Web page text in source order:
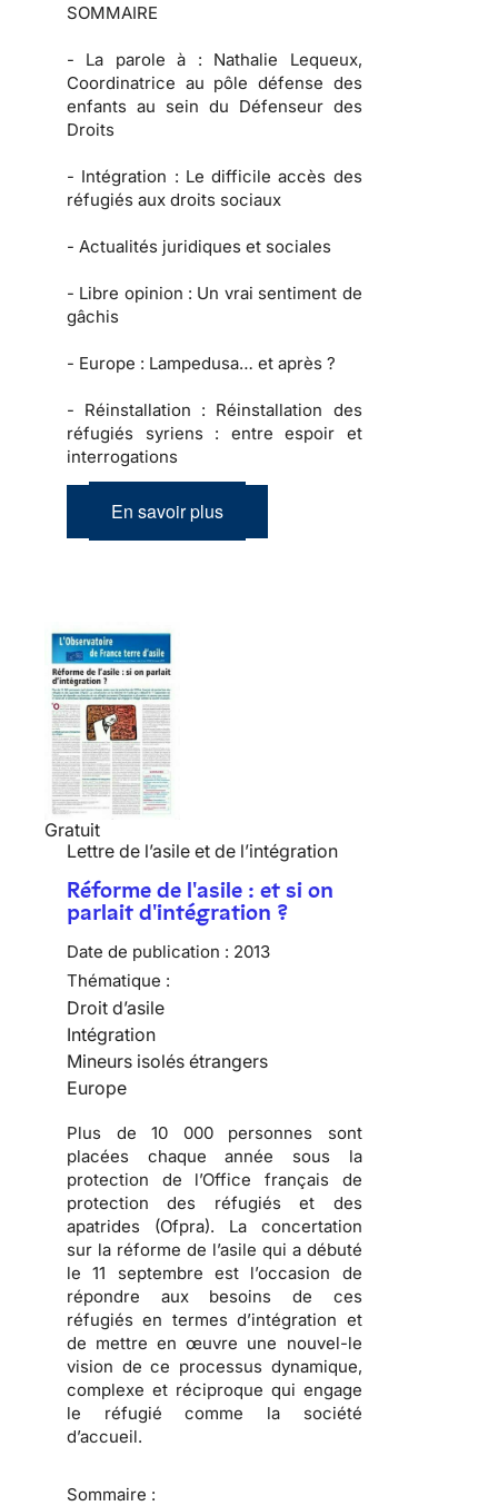
SOMMAIRE
- La parole à : Nathalie Lequeux,
Coordinatrice au pôle défense des
enfants au sein du Défenseur des
Droits
- Intégration : Le difficile accès des
réfugiés aux droits sociaux
- Actualités juridiques et sociales
- Libre opinion : Un vrai sentiment de
gâchis
- Europe : Lampedusa… et après ?
- Réinstallation : Réinstallation des
réfugiés syriens : entre espoir et
interrogations
En savoir plus
Gratuit
Lettre de l’asile et de l’intégration
Réforme de l'asile : et si on
parlait d'intégration ?
Date de publication : 2013
Thématique :
Droit d’asile
Intégration
Mineurs isolés étrangers
Europe
Plus de 10 000 personnes sont
placées chaque année sous la
protection de l’Office français de
protection des réfugiés et des
apatrides (Ofpra). La concertation
sur la réforme de l’asile qui a débuté
le 11 septembre est l’occasion de
répondre aux besoins de ces
réfugiés en termes d’intégration et
de mettre en œuvre une nouvel-le
vision de ce processus dynamique,
complexe et réciproque qui engage
le réfugié comme la société
d’accueil.
Sommaire :